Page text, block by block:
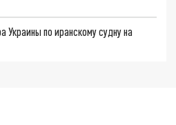
Украины по иранскому судну на